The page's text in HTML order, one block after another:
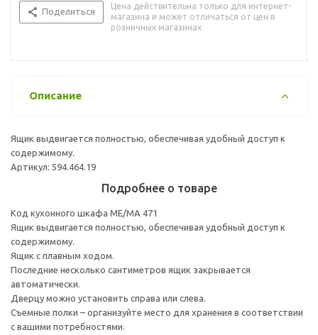
Поделиться
Цена действительна только для интернет-
магазина и может отличаться от цен в
розничных магазинах
Описание
Ящик выдвигается полностью, обеспечивая удобный доступ к
содержимому.
Артикул: 594.464.19
Подробнее о товаре
Код кухонного шкафа ME/MA 471
Ящик выдвигается полностью, обеспечивая удобный доступ к
содержимому.
Ящик с плавным ходом.
Последние несколько сантиметров ящик закрывается
автоматически.
Дверцу можно установить справа или слева.
Съемные полки – организуйте место для хранения в соответствии
с вашими потребностями.